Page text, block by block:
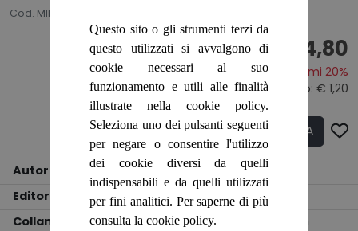
Cod. MIEB0010
€ 4,80
Risparmi 20%
Prezzo originale:€ 6,00- Sconto: € 1,20
Q.tà ACQUISTA
Autore
Avv. Anna Emanueli
Editore
GIOVANNI DE VECCHI EDITORE
Collana
Guida legale - pratica per tutti i con
Questo sito o gli strumenti terzi da
questo utilizzati si avvalgono di
cookie necessari al suo
funzionamento e utili alle finalità
illustrate nella cookie policy.
Seleziona uno dei pulsanti seguenti
per negare o consentire l'utilizzo
dei cookie diversi da quelli
indispensabili e da quelli utilizzati
per fini analitici. Per saperne di più
consulta la cookie policy.